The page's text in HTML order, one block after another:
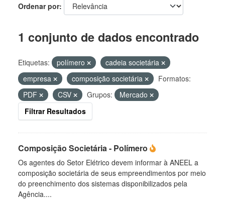
Ordenar por
1 conjunto de dados encontrado
Etiquetas: polímero
cadeia societária
empresa
composição societária
Formatos:
PDF
CSV Grupos:
Mercado
Filtrar Resultados
Composição Societária - Polímero
Os agentes do Setor Elétrico devem informar à ANEEL a
composição societária de seus empreendimentos por meio
do preenchimento dos sistemas disponibilizados pela
Agência....